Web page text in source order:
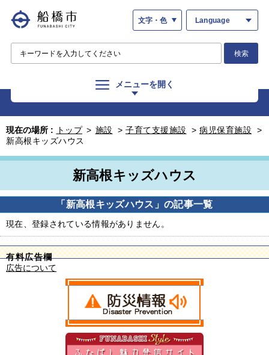
文字・色 Language
検索
メニューを開く
現在の場所 : トップ > 施設 > 子育て支援施設 > 病児保育施設
>
新高根キッズハウス
新高根キッズハウス
「新高根キッズハウス」の記事一覧
現在、登録されている情報がありません。
有料広告欄
広告について